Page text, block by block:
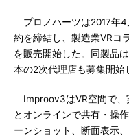
プロノハーツは2017年4
約を締結し、製造業VRコ
を販売開始した。同製品
本の2次代理店も募集開始
Improov3はVR空間で、
とオンラインで共有・操
ーンショット、断面表示